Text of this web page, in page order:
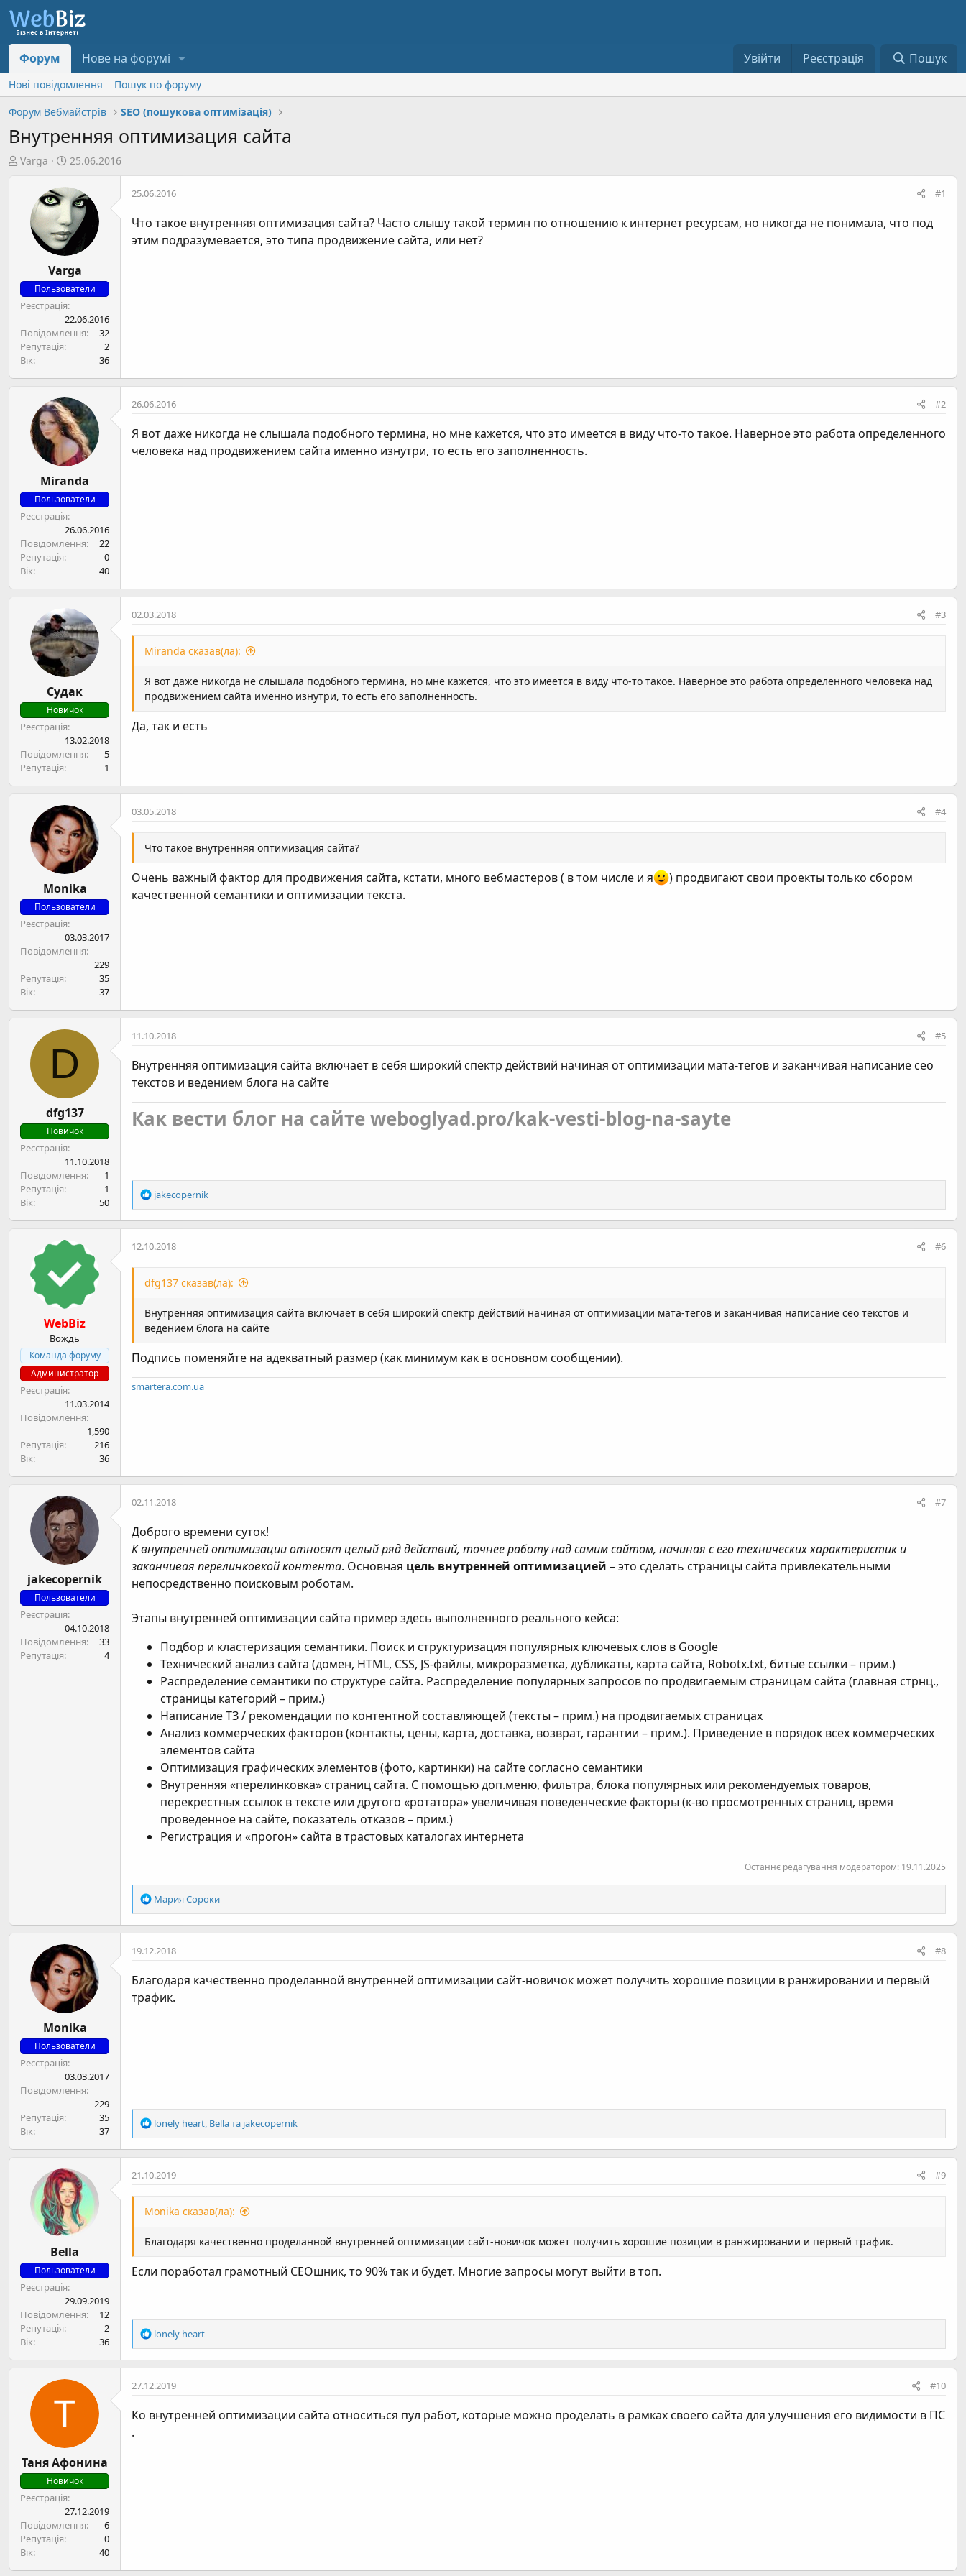
Форум Нове на форумі Увійти Реєстрація Пошук
Нові повідомлення
Пошук по форуму
Форум Вебмайстрів
SEO (пошукова оптимізація)
Внутренняя оптимизация сайта
А
и
Varga
Д
т
а
с
т
в
о
р
е
н
н
я
25.06.2016
Varga
Пользователи
Реєстрація
22.06.2016
Повідомлення
32
Репутація
2
Вік
36
25.06.2016 #1
Что такое внутренняя оптимизация сайта? Часто слышу такой термин по отношению к интернет ресурсам, но никогда не понимала, что под
этим подразумевается, это типа продвижение сайта, или нет?
Miranda
Пользователи
Реєстрація
26.06.2016
Повідомлення
22
Репутація
0
Вік
40
26.06.2016 #2
Я вот даже никогда не слышала подобного термина, но мне кажется, что это имеется в виду что-то такое. Наверное это работа определенного
человека над продвижением сайта именно изнутри, то есть его заполненность.
Судак
Новичок
Реєстрація
13.02.2018
Повідомлення
5
Репутація
1
02.03.2018 #3
Miranda сказав(ла):
Я вот даже никогда не слышала подобного термина, но мне кажется, что это имеется в виду что-то такое. Наверное это работа определенного человека над
продвижением сайта именно изнутри, то есть его заполненность.
Да, так и есть
Monika
Пользователи
Реєстрація
03.03.2017
Повідомлення
229
Репутація
35
Вік
37
03.05.2018 #4
Что такое внутренняя оптимизация сайта?
Очень важный фактор для продвижения сайта, кстати, много вебмастеров ( в том числе и я
) продвигают свои проекты только сбором
качественной семантики и оптимизации текста.
D
dfg137
Новичок
Реєстрація
11.10.2018
Повідомлення
1
Репутація
1
Вік
50
11.10.2018 #5
Внутренняя оптимизация сайта включает в себя широкий спектр действий начиная от оптимизации мата-тегов и заканчивая написание сео
текстов и ведением блога на сайте
Как вести блог на сайте weboglyad.pro/kak-vesti-blog-na-sayte
Р
е
а
ц
ї
jakecopernik
WebBiz
Вождь
Команда форуму
Администратор
Реєстрація
11.03.2014
Повідомлення
1,590
Репутація
216
Вік
36
12.10.2018 #6
dfg137 сказав(ла):
Внутренняя оптимизация сайта включает в себя широкий спектр действий начиная от оптимизации мата-тегов и заканчивая написание сео текстов и
ведением блога на сайте
Подпись поменяйте на адекватный размер (как минимум как в основном сообщении).
smartera.com.ua
jakecopernik
Пользователи
Реєстрація
04.10.2018
Повідомлення
33
Репутація
4
02.11.2018 #7
Доброго времени суток!
К внутренней оптимизации относят целый ряд действий, точнее работу над самим сайтом, начиная с его технических характеристик и
заканчивая перелинковкой контента. Основная цель внутренней оптимизацией – это сделать страницы сайта привлекательными
непосредственно поисковым роботам.
Этапы внутренней оптимизации сайта пример здесь выполненного реального кейса:
Подбор и кластеризация семантики. Поиск и структуризация популярных ключевых слов в Google
Технический анализ сайта (домен, HTML, CSS, JS-файлы, микроразметка, дубликаты, карта сайта, Robotx.txt, битые ссылки – прим.)
Распределение семантики по структуре сайта. Распределение популярных запросов по продвигаемым страницам сайта (главная стрнц.,
страницы категорий – прим.)
Написание ТЗ / рекомендации по контентной составляющей (тексты – прим.) на продвигаемых страницах
Анализ коммерческих факторов (контакты, цены, карта, доставка, возврат, гарантии – прим.). Приведение в порядок всех коммерческих
элементов сайта
Оптимизация графических элементов (фото, картинки) на сайте согласно семантики
Внутренняя «перелинковка» страниц сайта. С помощью доп.меню, фильтра, блока популярных или рекомендуемых товаров,
перекрестных ссылок в тексте или другого «ротатора» увеличивая поведенческие факторы (к-во просмотренных страниц, время
проведенное на сайте, показатель отказов – прим.)
Регистрация и «прогон» сайта в трастовых каталогах интернета
Останнє редагування модератором: 19.11.2025
Р
е
а
ц
ї
:
Мария Сороки
Monika
Пользователи
Реєстрація
03.03.2017
Повідомлення
229
Репутація
35
Вік
37
19.12.2018 #8
Благодаря качественно проделанной внутренней оптимизации сайт-новичок может получить хорошие позиции в ранжировании и первый
трафик.
Р
е
а
ц
:
lonely heart, Bellaта jakecopernik
Bella
Пользователи
Реєстрація
29.09.2019
Повідомлення
12
Репутація
2
Вік
36
21.10.2019 #9
Monika сказав(ла):
Благодаря качественно проделанной внутренней оптимизации сайт-новичок может получить хорошие позиции в ранжировании и первый трафик.
Если поработал грамотный СЕОшник, то 90% так и будет. Многие запросы могут выйти в топ.
Р
е
а
ц
ї
lonely heart
Таня Афонина
Новичок
Реєстрація
27.12.2019
Повідомлення
6
Репутація
0
Вік
40
27.12.2019 #10
Ко внутренней оптимизации сайта относиться пул работ, которые можно проделать в рамках своего сайта для улучшения его видимости в ПС
.